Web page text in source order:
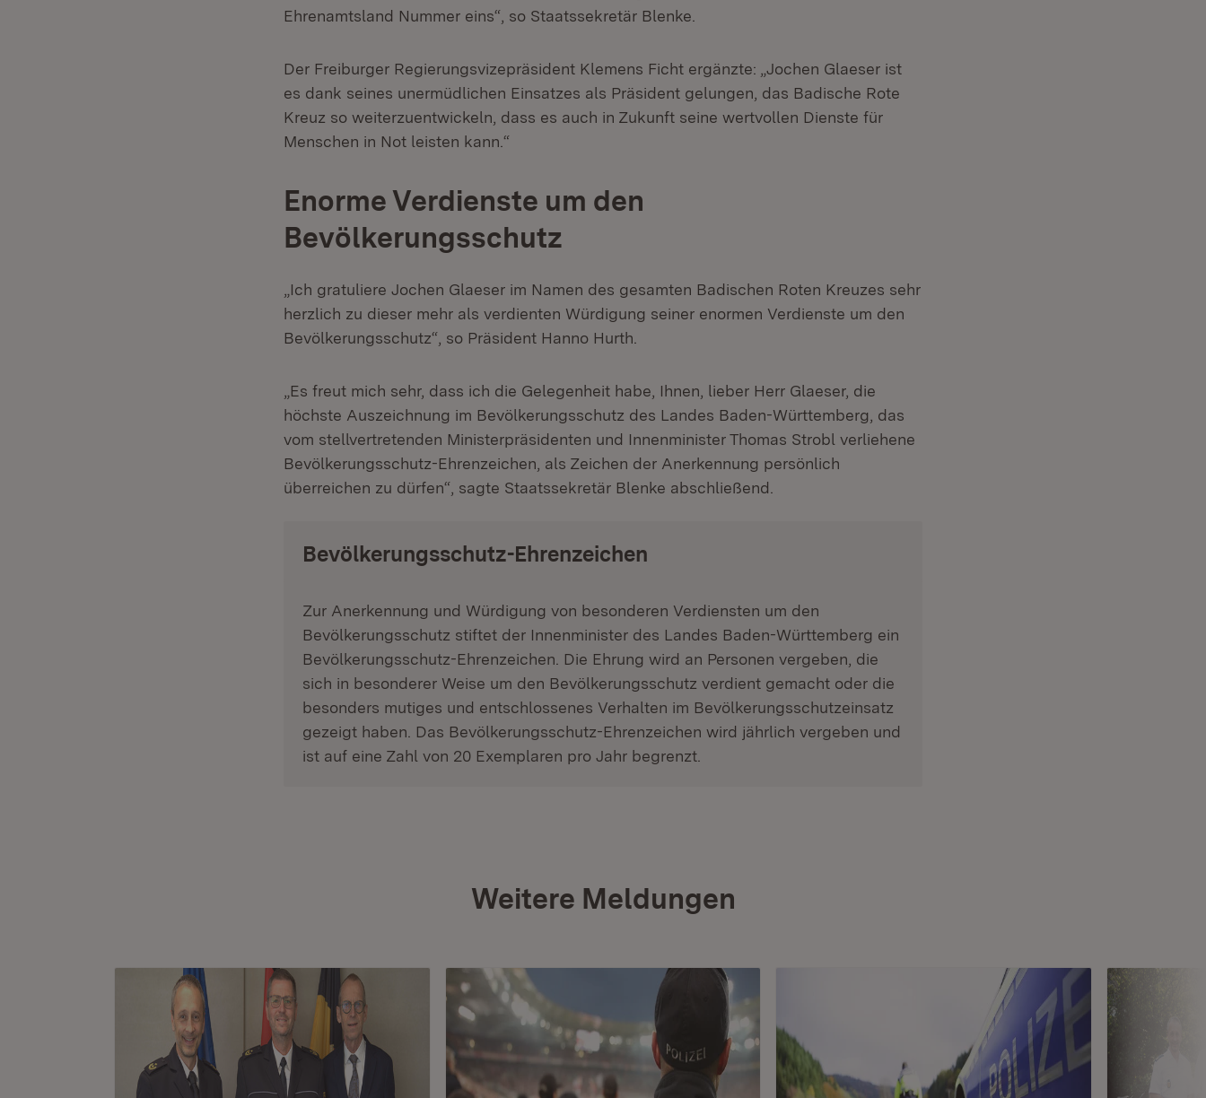
Ehrenamtsland Nummer eins“, so Staatssekretär Blenke.
Der Freiburger Regierungsvizepräsident Klemens Ficht ergänzte: „Jochen Glaeser ist
es dank seines unermüdlichen Einsatzes als Präsident gelungen, das Badische Rote
Kreuz so weiterzuentwickeln, dass es auch in Zukunft seine wertvollen Dienste für
Menschen in Not leisten kann.“
Enorme Verdienste um den
Bevölkerungsschutz
„Ich gratuliere Jochen Glaeser im Namen des gesamten Badischen Roten Kreuzes sehr
herzlich zu dieser mehr als verdienten Würdigung seiner enormen Verdienste um den
Bevölkerungsschutz“, so Präsident Hanno Hurth.
„Es freut mich sehr, dass ich die Gelegenheit habe, Ihnen, lieber Herr Glaeser, die
höchste Auszeichnung im Bevölkerungsschutz des Landes Baden-Württemberg, das
vom stellvertretenden Ministerpräsidenten und Innenminister Thomas Strobl verliehene
Bevölkerungsschutz-Ehrenzeichen, als Zeichen der Anerkennung persönlich
überreichen zu dürfen“, sagte Staatssekretär Blenke abschließend.
Bevölkerungsschutz-Ehrenzeichen
Zur Anerkennung und Würdigung von besonderen Verdiensten um den
Bevölkerungsschutz stiftet der Innenminister des Landes Baden-Württemberg ein
Bevölkerungsschutz-Ehrenzeichen. Die Ehrung wird an Personen vergeben, die
sich in besonderer Weise um den Bevölkerungsschutz verdient gemacht oder die
besonders mutiges und entschlossenes Verhalten im Bevölkerungsschutzeinsatz
gezeigt haben. Das Bevölkerungsschutz-Ehrenzeichen wird jährlich vergeben und
ist auf eine Zahl von 20 Exemplaren pro Jahr begrenzt.
Weitere Meldungen